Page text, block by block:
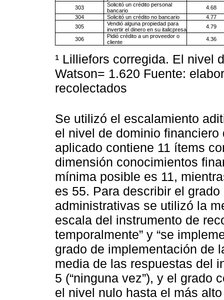
303
Solicitó un crédito personal
bancario
4.68
304
Solicitó un crédito no bancario
4.77
305
Vendió alguna propiedad para
invertir el dinero en su italicpresa
4.79
306
Pidió crédito a un proveedor o
cliente
4.36
¹ Lilliefors corregida. El nivel
Watson= 1.620 Fuente:
recolectados
Se utilizó el escalamiento
el nivel de dominio
aplicado contiene 11 ítems
dimensión conocimientos
mínima posible es 11,
es 55. Para describir el
administrativas se utilizó la
escala del instrumento de
temporalmente” y “se
grado de implementación de
media de las respuestas del
5 (“ninguna vez”), y el grado
el nivel nulo hasta el más